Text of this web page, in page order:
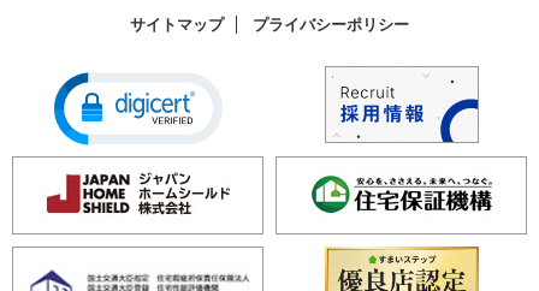
サイトマップ プライバシーポリシー